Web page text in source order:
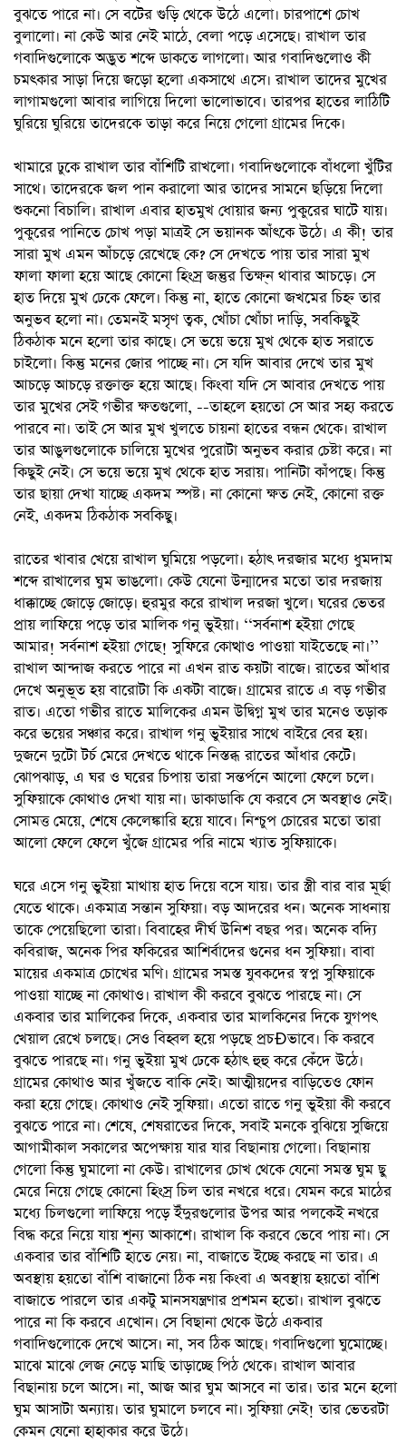
বুঝতে পারে না। সে বটের গুড়ি থেকে উঠে এলো। চারপাশে চোখ
বুলালো। না কেউ আর নেই মাঠে, বেলা পড়ে এসেছে। রাখাল তার
গবাদিগুলোকে অদ্ভুত শব্দে ডাকতে লাগলো। আর গবাদিগুলোও কী
চমৎকার সাড়া দিয়ে জড়ো হলো একসাথে এসে। রাখাল তাদের মুখের
লাগামগুলো আবার লাগিয়ে দিলো ভালোভাবে। তারপর হাতের লাঠিটি
ঘুরিয়ে ঘুরিয়ে তাদেরকে তাড়া করে নিয়ে গেলো গ্রামের দিকে।
খামারে ঢুকে রাখাল তার বাঁশিটি রাখলো। গবাদিগুলোকে বাঁধলো খুঁটির
সাথে। তাদেরকে জল পান করালো আর তাদের সামনে ছড়িয়ে দিলো
শুকনো বিচালি। রাখাল এবার হাতমুখ ধোয়ার জন্য পুকুরের ঘাটে যায়।
পুকুরের পানিতে চোখ পড়া মাত্রই সে ভয়ানক আঁৎকে উঠে। এ কী! তার
সারা মুখ এমন আঁচড়ে রেখেছে কে? সে দেখতে পায় তার সারা মুখ
ফালা ফালা হয়ে আছে কোনো হিংস্র জন্তুর তিক্ষ্ন থাবার আচড়ে। সে
হাত দিয়ে মুখ ঢেকে ফেলে। কিন্তু না, হাতে কোনো জখমের চিহ্ন তার
অনুভব হলো না। তেমনই মসৃণ ত্বক, খোঁচা খোঁচা দাড়ি, সবকিছুই
ঠিকঠাক মনে হলো তার কাছে। সে ভয়ে ভয়ে মুখ থেকে হাত সরাতে
চাইলো। কিন্তু মনের জোর পাচ্ছে না। সে যদি আবার দেখে তার মুখ
আচড়ে আচড়ে রক্তাক্ত হয়ে আছে। কিংবা যদি সে আবার দেখতে পায়
তার মুখের সেই গভীর ক্ষতগুলো, --তাহলে হয়তো সে আর সহ্য করতে
পারবে না। তাই সে আর মুখ খুলতে চায়না হাতের বন্ধন থেকে। রাখাল
তার আঙুলগুলোকে চালিয়ে মুখের পুরোটা অনুভব করার চেষ্টা করে। না
কিছুই নেই। সে ভয়ে ভয়ে মুখ থেকে হাত সরায়। পানিটা কাঁপছে। কিন্তু
তার ছায়া দেখা যাচ্ছে একদম স্পষ্ট। না কোনো ক্ষত নেই, কোনো রক্ত
নেই, একদম ঠিকঠাক সবকিছু।
রাতের খাবার খেয়ে রাখাল ঘুমিয়ে পড়লো। হঠাৎ দরজার মধ্যে ধুমদাম
শব্দে রাখালের ঘুম ভাঙলো। কেউ যেনো উন্মাদের মতো তার দরজায়
ধাক্কাচ্ছে জোড়ে জোড়ে। হুরমুর করে রাখাল দরজা খুলে। ঘরের ভেতর
প্রায় লাফিয়ে পড়ে তার মালিক গনু ভুইয়া। ‘‘সর্বনাশ হইয়া গেছে
আমার! সর্বনাশ হইয়া গেছে! সুফিরে কোত্থাও পাওয়া যাইতেছে না।’’
রাখাল আন্দাজ করতে পারে না এখন রাত কয়টা বাজে। রাতের আঁধার
দেখে অনুভূত হয় বারোটা কি একটা বাজে। গ্রামের রাতে এ বড় গভীর
রাত। এতো গভীর রাতে মালিকের এমন উদ্বিগ্ন মুখ তার মনেও তড়াক
করে ভয়ের সঞ্চার করে। রাখাল গনু ভুইয়ার সাথে বাইরে বের হয়।
দুজনে দুটো টর্চ মেরে দেখতে থাকে নিস্তব্ধ রাতের আঁধার কেটে।
ঝোপঝাড়, এ ঘর ও ঘরের চিপায় তারা সন্তর্পনে আলো ফেলে চলে।
সুফিয়াকে কোথাও দেখা যায় না। ডাকাডাকি যে করবে সে অবস্থাও নেই।
সোমত্ত মেয়ে, শেষে কেলেঙ্কারি হয়ে যাবে। নিশ্চুপ চোরের মতো তারা
আলো ফেলে ফেলে খুঁজে গ্রামের পরি নামে খ্যাত সুফিয়াকে।
ঘরে এসে গনু ভুইয়া মাথায় হাত দিয়ে বসে যায়। তার স্ত্রী বার বার মূর্ছা
যেতে থাকে। একমাত্র সন্তান সুফিয়া। বড় আদরের ধন। অনেক সাধনায়
তাকে পেয়েছিলো তারা। বিবাহের দীর্ঘ উনিশ বছর পর। অনেক বদ্যি
কবিরাজ, অনেক পির ফকিরের আশির্বাদের গুনের ধন সুফিয়া। বাবা
মায়ের একমাত্র চোখের মণি। গ্রামের সমস্ত যুবকদের স্বপ্ন সুফিয়াকে
পাওয়া যাচ্ছে না কোথাও। রাখাল কী করবে বুঝতে পারছে না। সে
একবার তার মালিকের দিকে, একবার তার মালকিনের দিকে যুগপৎ
খেয়াল রেখে চলছে। সেও বিহ্বল হয়ে পড়ছে প্রচÐভাবে। কি করবে
বুঝতে পারছে না। গনু ভুইয়া মুখ ঢেকে হঠাৎ হুহু করে কেঁদে উঠে।
গ্রামের কোথাও আর খুঁজতে বাকি নেই। আত্মীয়দের বাড়িতেও ফোন
করা হয়ে গেছে। কোথাও নেই সুফিয়া। এতো রাতে গনু ভুইয়া কী করবে
বুঝতে পারে না। শেষে, শেষরাতের দিকে, সবাই মনকে বুঝিয়ে সুজিয়ে
আগামীকাল সকালের অপেক্ষায় যার যার বিছানায় গেলো। বিছানায়
গেলো কিন্তু ঘুমালো না কেউ। রাখালের চোখ থেকে যেনো সমস্ত ঘুম ছু
মেরে নিয়ে গেছে কোনো হিংস্র চিল তার নখরে ধরে। যেমন করে মাঠের
মধ্যে চিলগুলো লাফিয়ে পড়ে ইঁদুরগুলোর উপর আর পলকেই নখরে
বিদ্ধ করে নিয়ে যায় শূন্য আকাশে। রাখাল কি করবে ভেবে পায় না। সে
একবার তার বাঁশিটি হাতে নেয়। না, বাজাতে ইচ্ছে করছে না তার। এ
অবস্থায় হয়তো বাঁশি বাজানো ঠিক নয় কিংবা এ অবস্থায় হয়তো বাঁশি
বাজাতে পারলে তার একটু মানসযন্ত্রণার প্রশমন হতো। রাখাল বুঝতে
পারে না কি করবে এখোন। সে বিছানা থেকে উঠে একবার
গবাদিগুলোকে দেখে আসে। না, সব ঠিক আছে। গবাদিগুলো ঘুমোচ্ছে।
মাঝে মাঝে লেজ নেড়ে মাছি তাড়াচ্ছে পিঠ থেকে। রাখাল আবার
বিছানায় চলে আসে। না, আজ আর ঘুম আসবে না তার। তার মনে হলো
ঘুম আসাটা অন্যায়। তার ঘুমালে চলবে না। সুফিয়া নেই! তার ভেতরটা
কেমন যেনো হাহাকার করে উঠে।